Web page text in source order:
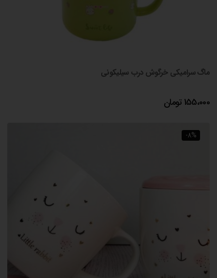
ماگ سرامیکی خرگوش درب سیلیکونی
155،000 تومان
-8%